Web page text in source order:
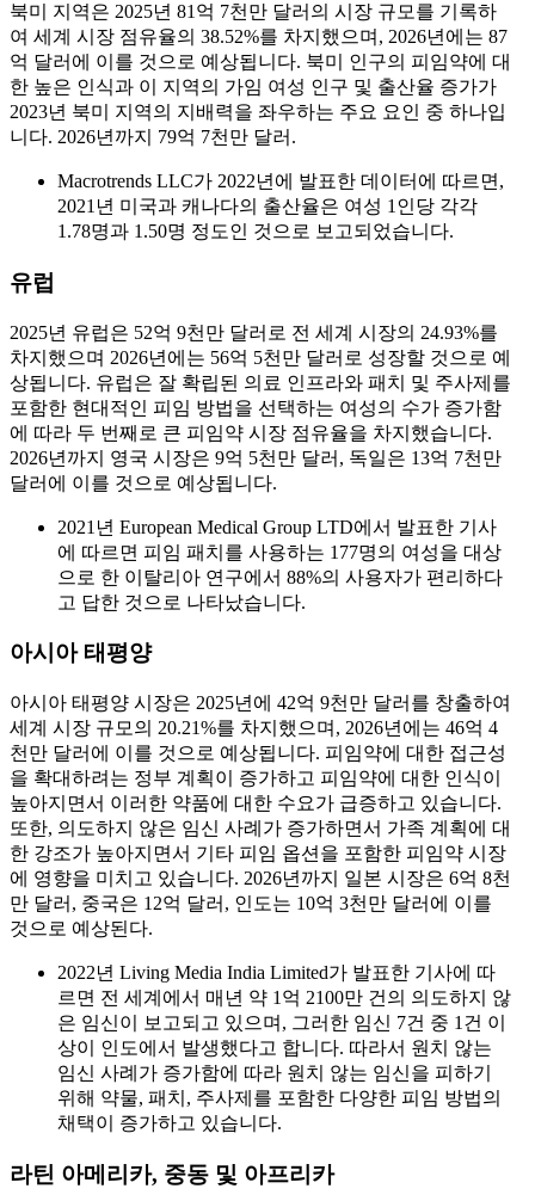
북미 지역은 2025년 81억 7천만 달러의 시장 규모를 기록하
여 세계 시장 점유율의 38.52%를 차지했으며, 2026년에는 87
억 달러에 이를 것으로 예상됩니다. 북미 인구의 피임약에 대
한 높은 인식과 이 지역의 가임 여성 인구 및 출산율 증가가
2023년 북미 지역의 지배력을 좌우하는 주요 요인 중 하나입
니다. 2026년까지 79억 7천만 달러.
Macrotrends LLC가 2022년에 발표한 데이터에 따르면,
2021년 미국과 캐나다의 출산율은 여성 1인당 각각
1.78명과 1.50명 정도인 것으로 보고되었습니다.
유럽
2025년 유럽은 52억 9천만 달러로 전 세계 시장의 24.93%를
차지했으며 2026년에는 56억 5천만 달러로 성장할 것으로 예
상됩니다. 유럽은 잘 확립된 의료 인프라와 패치 및 주사제를
포함한 현대적인 피임 방법을 선택하는 여성의 수가 증가함
에 따라 두 번째로 큰 피임약 시장 점유율을 차지했습니다.
2026년까지 영국 시장은 9억 5천만 달러, 독일은 13억 7천만
달러에 이를 것으로 예상됩니다.
2021년 European Medical Group LTD에서 발표한 기사
에 따르면 피임 패치를 사용하는 177명의 여성을 대상
으로 한 이탈리아 연구에서 88%의 사용자가 편리하다
고 답한 것으로 나타났습니다.
아시아 태평양
아시아 태평양 시장은 2025년에 42억 9천만 달러를 창출하여
세계 시장 규모의 20.21%를 차지했으며, 2026년에는 46억 4
천만 달러에 이를 것으로 예상됩니다. 피임약에 대한 접근성
을 확대하려는 정부 계획이 증가하고 피임약에 대한 인식이
높아지면서 이러한 약품에 대한 수요가 급증하고 있습니다.
또한, 의도하지 않은 임신 사례가 증가하면서 가족 계획에 대
한 강조가 높아지면서 기타 피임 옵션을 포함한 피임약 시장
에 영향을 미치고 있습니다. 2026년까지 일본 시장은 6억 8천
만 달러, 중국은 12억 달러, 인도는 10억 3천만 달러에 이를
것으로 예상된다.
2022년 Living Media India Limited가 발표한 기사에 따
르면 전 세계에서 매년 약 1억 2100만 건의 의도하지 않
은 임신이 보고되고 있으며, 그러한 임신 7건 중 1건 이
상이 인도에서 발생했다고 합니다. 따라서 원치 않는
임신 사례가 증가함에 따라 원치 않는 임신을 피하기
위해 약물, 패치, 주사제를 포함한 다양한 피임 방법의
채택이 증가하고 있습니다.
라틴 아메리카, 중동 및 아프리카